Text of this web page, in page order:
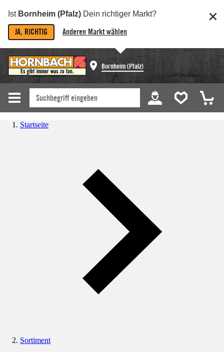
Ist Bornheim (Pfalz) Dein richtiger Markt?
JA, RICHTIG Anderen Markt wählen
Bornheim (Pfalz)
Startseite
Sortiment